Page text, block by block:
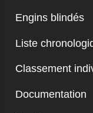
Engins blindés
Liste
Classement
Documentation